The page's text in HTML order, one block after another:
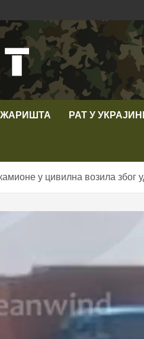
РАТ У
у цивилна возила због